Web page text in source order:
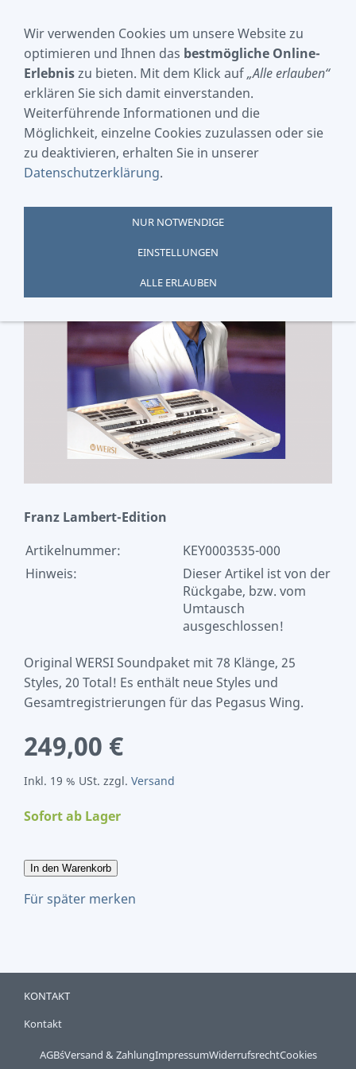
NAVIGATION EINBLENDEN
Franz Lambert-Edition
Artikelnummer:
KEY0003535-000
Hinweis:
Dieser Artikel ist von der
Rückgabe, bzw. vom
Umtausch
ausgeschlossen!
Original WERSI Soundpaket mit 78 Klänge, 25
Styles, 20 Total! Es enthält neue Styles und
Gesamtregistrierungen für das Pegasus Wing.
249,00 €
Inkl. 19 % USt. zzgl. Versand
Sofort ab Lager
In den Warenkorb
Für später merken
KONTAKT
Kontakt
AGB´sVersand & ZahlungImpressumWiderrufsrechtCookies
Wir verwenden Cookies um unsere Website zu
optimieren und Ihnen das bestmögliche Online-
Erlebniszu bieten. Mit dem Klick auf„Alle erlauben“
erklären Sie sich damit einverstanden.
Weiterführende Informationen und die
Möglichkeit, einzelne Cookies zuzulassen oder sie
zu deaktivieren, erhalten Sie in unserer
Datenschutzerklärung.
NUR NOTWENDIGE
EINSTELLUNGEN
ALLE ERLAUBEN